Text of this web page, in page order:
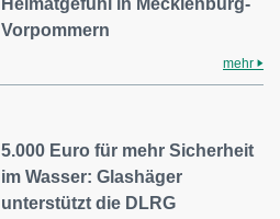
Heimatgefühl in Mecklenburg-
Vorpommern
mehr
5.000 Euro für mehr Sicherheit
im Wasser: Glashäger
unterstützt die DLRG